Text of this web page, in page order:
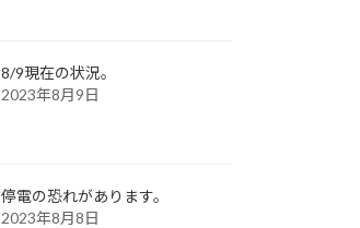
8/9現在の状況。
2023年8月9日
停電の恐れがあります。
2023年8月8日